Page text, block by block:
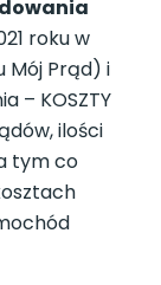
roku w
Mój Prąd) i
– KOSZTY
ilości
tym co